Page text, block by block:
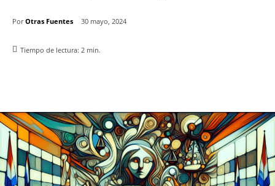
Por Otras Fuentes 30 mayo, 2024
Tiempo de lectura: 2 min.